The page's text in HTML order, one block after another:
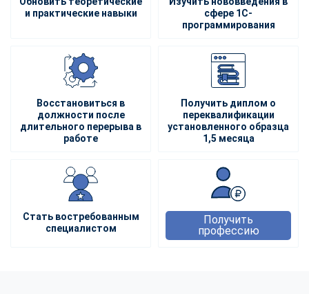
и практические навыки
сфере 1С-
программирования
Восстановиться в
должности после
длительного перерыва в
работе
Получить диплом о
переквалификации
установленного образца
1,5 месяца
Стать востребованным
специалистом
Получить
профессию